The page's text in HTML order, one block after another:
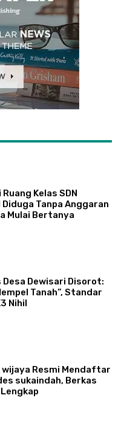
Kelas SDN
Tanpa Anggaran
Mulai Bertanya
Desa Dewisari Disorot:
Tanah”, Standar
Nihil
wijaya Resmi Mendaftar
sukaindah, Berkas